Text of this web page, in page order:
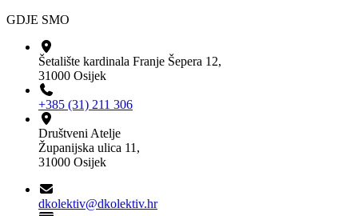
GDJE SMO
Šetalište kardinala Franje Šepera 12,
31000 Osijek
+385 (31) 211 306
Društveni Atelje
Županijska ulica 11,
31000 Osijek
dkolektiv@dkolektiv.hr